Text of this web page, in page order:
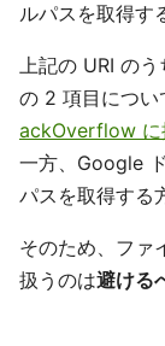
ルパスを取得す
上記の URI の
の 2 項目につい
ackOverflow に
一方、Google
パスを取得する
そのため、ファ
扱うのは避ける